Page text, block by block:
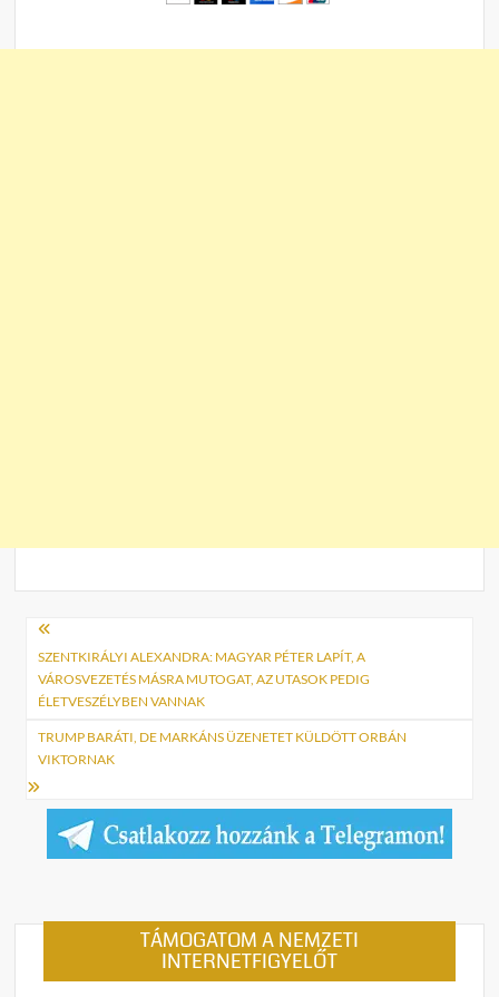
Bejegyzés
navigáció
SZENTKIRÁLYI ALEXANDRA: MAGYAR PÉTER LAPÍT, A
VÁROSVEZETÉS MÁSRA MUTOGAT, AZ UTASOK PEDIG
ÉLETVESZÉLYBEN VANNAK
TRUMP BARÁTI, DE MARKÁNS ÜZENETET KÜLDÖTT ORBÁN
VIKTORNAK
TÁMOGATOM A NEMZETI
INTERNETFIGYELŐT